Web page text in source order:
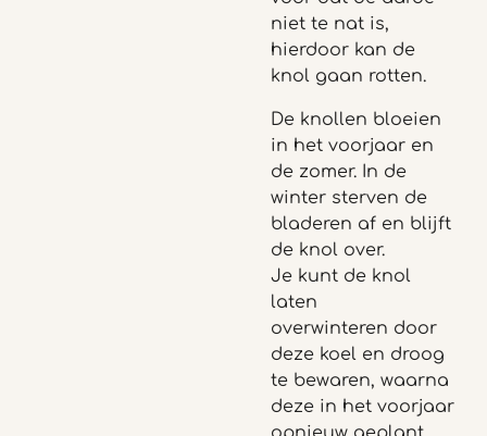
niet te nat is,
hierdoor kan de
knol gaan rotten.
De knollen bloeien
in het voorjaar en
de zomer. In de
winter sterven de
bladeren af en blijft
de knol over.
Je kunt de knol
laten
overwinteren door
deze koel en droog
te bewaren, waarna
deze in het voorjaar